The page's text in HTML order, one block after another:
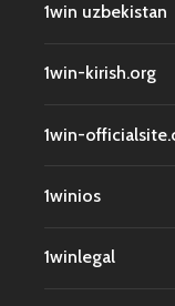
1win uzbekistan
1win-kirish.org
1win-
1winios
1winlegal